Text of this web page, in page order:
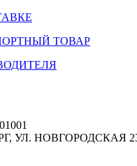
ТОВАР
УЛ. НОВГОРОДСКАЯ